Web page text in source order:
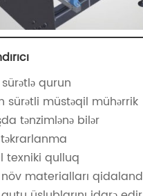
qurun
sürətli müstəqil mühərrik
tənzimlənə bilər
texniki qulluq
materialları